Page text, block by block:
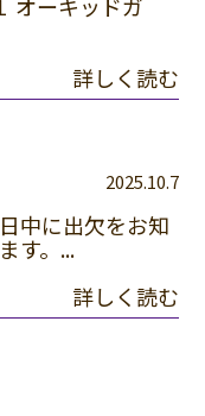
詳しく読む
2025.10.7
中に出欠をお知
す。...
詳しく読む